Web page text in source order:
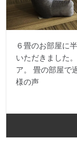
６畳のお部屋に
いただきました
ア。 畳の部屋で
様の声